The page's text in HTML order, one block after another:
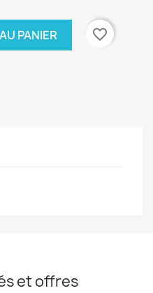
PANIER favorite_border
et offres